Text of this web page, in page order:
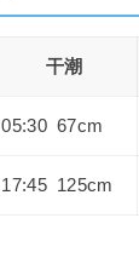
干潮
05:30 67cm
17:45 125cm